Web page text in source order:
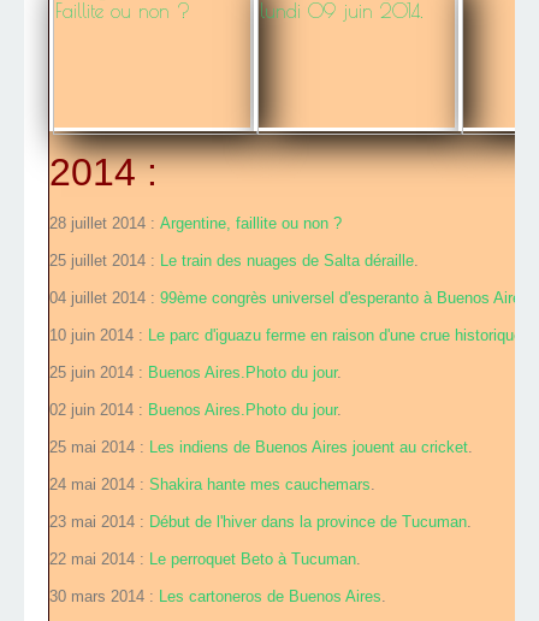
2014 :
28 juillet 2014 : Argentine, faillite ou non ?
25 juillet 2014 : Le train des nuages de Salta déraille.
04 juillet 2014 : 99ème congrès universel d'esperanto à Buenos Aires
10 juin 2014 : Le parc d'iguazu ferme en raison d'une crue historique
25 juin 2014 : Buenos Aires.Photo du jour.
02 juin 2014 : Buenos Aires.Photo du jour.
25 mai 2014 : Les indiens de Buenos Aires jouent au cricket.
24 mai 2014 : Shakira hante mes cauchemars.
23 mai 2014 : Début de l'hiver dans la province de Tucuman.
22 mai 2014 : Le perroquet Beto à Tucuman.
30 mars 2014 : Les cartoneros de Buenos Aires.